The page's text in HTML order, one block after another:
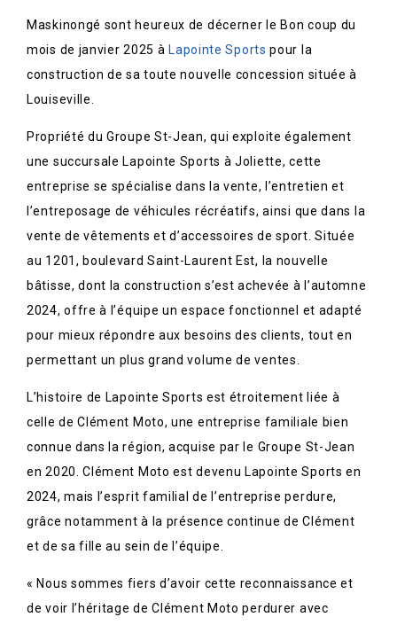
Maskinongé sont heureux de décerner le Bon coup du
mois de janvier 2025 à Lapointe Sports pour la
construction de sa toute nouvelle concession située à
Louiseville.
Propriété du Groupe St-Jean, qui exploite également
une succursale Lapointe Sports à Joliette, cette
entreprise se spécialise dans la vente, l’entretien et
l’entreposage de véhicules récréatifs, ainsi que dans la
vente de vêtements et d’accessoires de sport. Située
au 1201, boulevard Saint-Laurent Est, la nouvelle
bâtisse, dont la construction s’est achevée à l’automne
2024, offre à l’équipe un espace fonctionnel et adapté
pour mieux répondre aux besoins des clients, tout en
permettant un plus grand volume de ventes.
L’histoire de Lapointe Sports est étroitement liée à
celle de Clément Moto, une entreprise familiale bien
connue dans la région, acquise par le Groupe St-Jean
en 2020. Clément Moto est devenu Lapointe Sports en
2024, mais l’esprit familial de l’entreprise perdure,
grâce notamment à la présence continue de Clément
et de sa fille au sein de l’équipe.
« Nous sommes fiers d’avoir cette reconnaissance et
de voir l’héritage de Clément Moto perdurer avec